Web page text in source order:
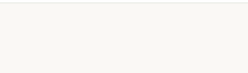
viralnost Labubu figuric preko TikToka in Instagram skupnosti;